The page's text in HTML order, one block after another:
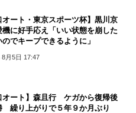
オート・東京スポーツ杯】黒川京
に好手応え「いい状態を崩した
のでキープできるように」
8月5日 17:47
オート】森且行 ケガから復帰後
繰り上がりで５年９か月ぶり